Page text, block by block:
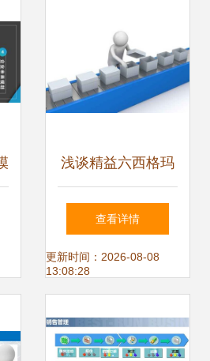
浅谈精益六西格玛
管理模式持续推进
企业管理创新——
视角
查看详情
更新时间：2026-08-08
13:08:28